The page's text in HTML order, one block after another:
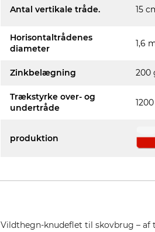
Antal vertikale tråde. 15
Horisontaltrådenes
diameter
1,6
Zinkbelægning 200
Trækstyrke over- og
undertråde
produktion
Vildthegn-knudeflet til skovbrug –